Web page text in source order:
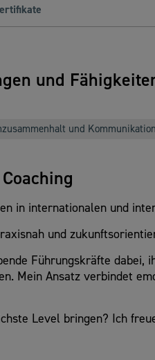
und
und Kommunikation
in internationalen und
und
Führungskräfte
Mein Ansatz verbindet
Level bringen? Ich